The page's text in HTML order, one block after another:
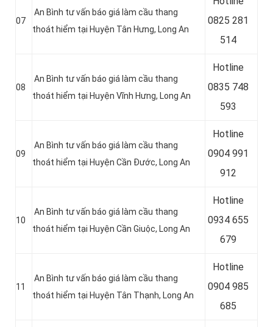
07
An Bình tư vấn báo giá làm cầu thang
thoát hiểm tại Huyện Tân Hưng, Long An
0825 281
514
08
An Bình tư vấn báo giá làm cầu thang
thoát hiểm tại Huyện Vĩnh Hưng, Long An
Hotline
0835 748
593
09
An Bình tư vấn báo giá làm cầu thang
thoát hiểm tại Huyện Cần Đước, Long An
Hotline
0904 991
912
10
An Bình tư vấn báo giá làm cầu thang
thoát hiểm tại Huyện Cần Giuộc, Long An
Hotline
0934 655
679
11
An Bình tư vấn báo giá làm cầu thang
thoát hiểm tại Huyện Tân Thạnh, Long An
Hotline
0904 985
685